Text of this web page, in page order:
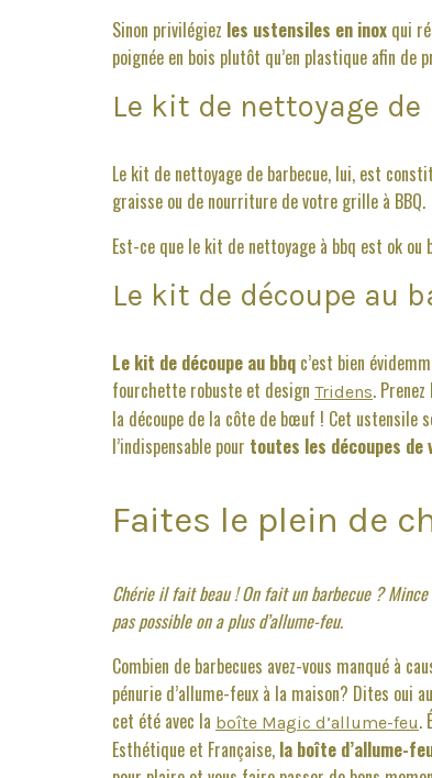
Sinon privilégiez les ustensiles en inox qui
poignée en bois plutôt qu’en plastique afin de
Le kit de nettoyage de
Le kit de nettoyage de barbecue, lui, est
graisse ou de nourriture de votre grille à BBQ.
Est-ce que le kit de nettoyage à bbq est ok
Le kit de découpe au
Le kit de découpe au bbq c’est bien
fourchette robuste et design Tridens.
la découpe de la côte de bœuf ! Cet ustensile
l’indispensable pour toutes les découpes de
Faites le plein de
Chérie il fait beau ! On fait un barbecue ? Mince
pas possible on a plus d’allume-feu.
Combien de barbecues avez-vous manqué à
pénurie d’allume-feux à la maison? Dites oui
cet été avec la boîte Magic d’allume-feu.
Esthétique et Française, la boîte d’allume-